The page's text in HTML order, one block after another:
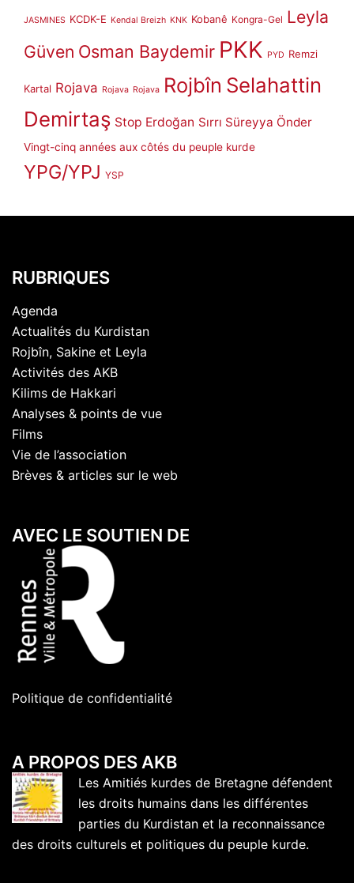
JASMINES KCDK-E Kendal Breizh KNK Kobanê Kongra-Gel Leyla
Güven Osman Baydemir PKK PYD Remzi
Kartal Rojava Rojava Rojava Rojbîn Selahattin
Demirtaş Stop Erdoğan Sırrı Süreyya Önder
Vingt-cinq années aux côtés du peuple kurde
YPG/YPJ YSP
RUBRIQUES
Agenda
Actualités du Kurdistan
Rojbîn, Sakine et Leyla
Activités des AKB
Kilims de Hakkari
Analyses & points de vue
Films
Vie de l’association
Brèves & articles sur le web
AVEC LE SOUTIEN DE
Politique de confidentialité
A PROPOS DES AKB
Les Amitiés kurdes de Bretagne défendent
les droits humains dans les différentes
parties du Kurdistan et la reconnaissance
des droits culturels et politiques du peuple kurde.